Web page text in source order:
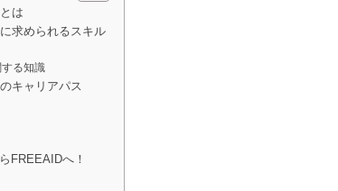
は
求められるスキル
る知識
キャリアパス
FREEAIDへ！